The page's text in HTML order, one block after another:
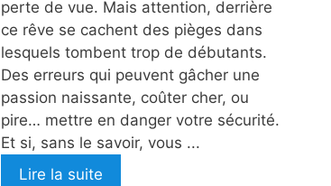
perte de vue. Mais attention, derrière
ce rêve se cachent des pièges dans
lesquels tombent trop de débutants.
Des erreurs qui peuvent gâcher une
passion naissante, coûter cher, ou
pire… mettre en danger votre sécurité.
Et si, sans le savoir, vous ...
Lire la suite